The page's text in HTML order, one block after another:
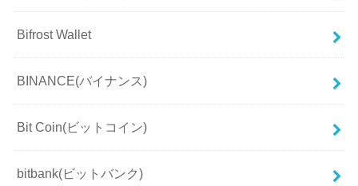
Bifrost Wallet
BINANCE(バイナンス)
Bit Coin(ビットコイン)
bitbank(ビットバンク)